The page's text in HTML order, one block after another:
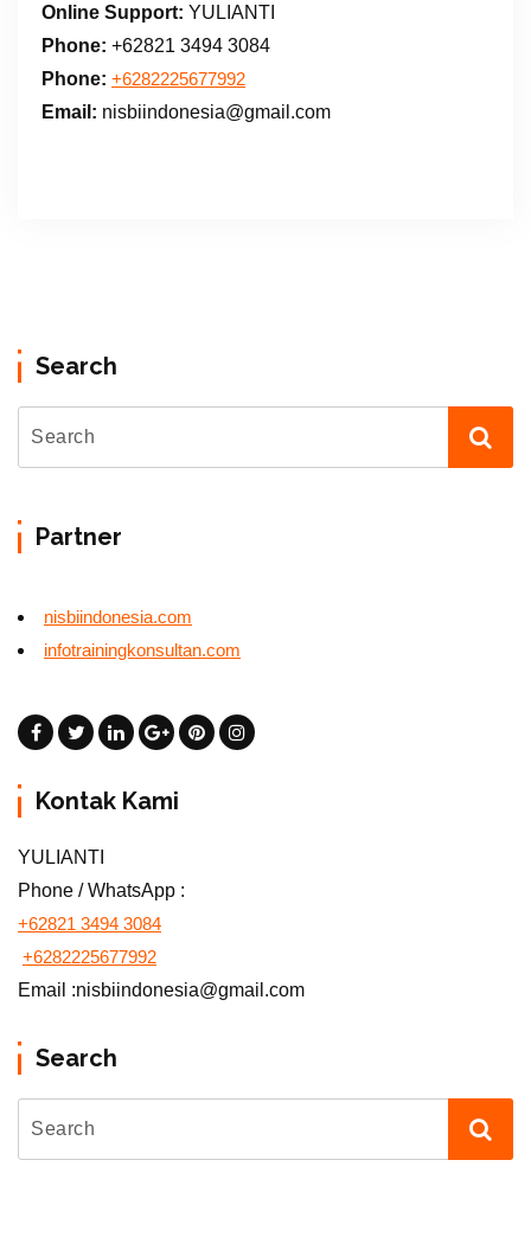
Online Support: YULIANTI
Phone: +62821 3494 3084
Phone: +6282225677992
Email: nisbiindonesia@gmail.com
Search
Partner
nisbiindonesia.com
infotrainingkonsultan.com
Kontak Kami
YULIANTI
Phone / WhatsApp :
+62821 3494 3084
+6282225677992
Email :nisbiindonesia@gmail.com
Search